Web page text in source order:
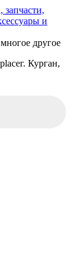
другое
г. Курган,